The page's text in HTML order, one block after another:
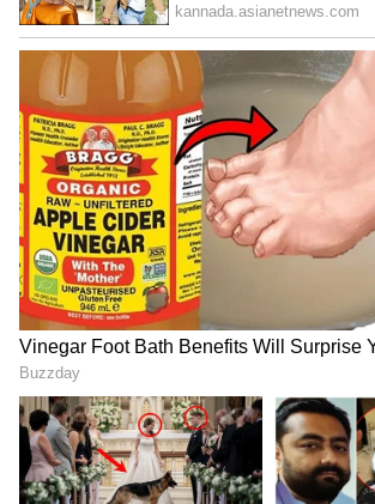
View post on Instagram